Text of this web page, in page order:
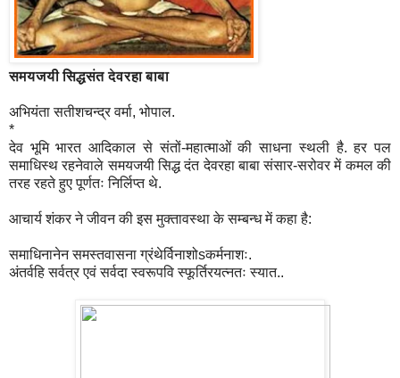
समयजयी सिद्धसंत देवरहा बाबा
अभियंता सतीशचन्द्र वर्मा, भोपाल.
*
देव भूमि भारत आदिकाल से संतों-महात्माओं की साधना स्थली है. हर पल
समाधिस्थ रहनेवाले समयजयी सिद्ध दंत देवरहा बाबा संसार-सरोवर में कमल की
तरह रहते हुए पूर्णतः निर्लिप्त थे.
आचार्य शंकर ने जीवन की इस मुक्तावस्था के सम्बन्ध में कहा है:
समाधिनानेन समस्तवासना ग्रंथेर्विनाशोsकर्मनाशः.
अंतर्वहि सर्वत्र एवं सर्वदा स्वरूपवि स्फूर्तिरयत्नतः स्यात..